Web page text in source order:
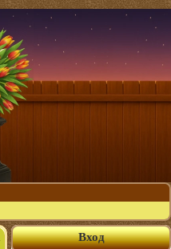
Вход